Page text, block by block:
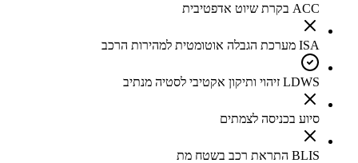
ACC בקרת שיוט אדפטיבית
ISA מערכת הגבלה אוטומטית למהירות הרכב
LDWS זיהוי ותיקון אקטיבי לסטיה מנתיב
סיוע בכניסה לצמתים
BLIS התראת רכב בשטח מת